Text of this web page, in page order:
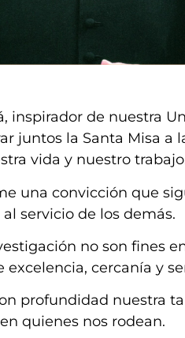
inspirador de nuestra
la Santa Misa a
vida y nuestro
una convicción que
servicio de los demás.
no son fines
cercanía y
profundidad nuestra
quienes nos rodean.